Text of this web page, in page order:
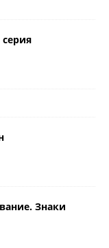
серия
Знаки